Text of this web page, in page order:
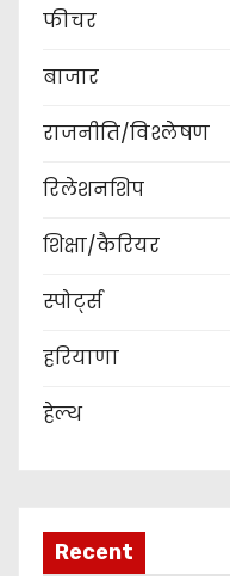
फीचर
बाजार
राजनीति/विश्लेषण
रिलेशनशिप
शिक्षा/कैरियर
स्पोर्ट्स
हरियाणा
हेल्थ
Recent